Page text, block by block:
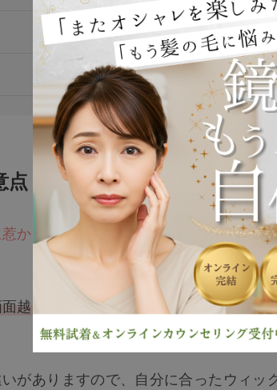
点
かれたり、ネット通販サイトの口コミ
越しで見る場合と実物で見る場合とで
がありますので、自分に合ったウィッ